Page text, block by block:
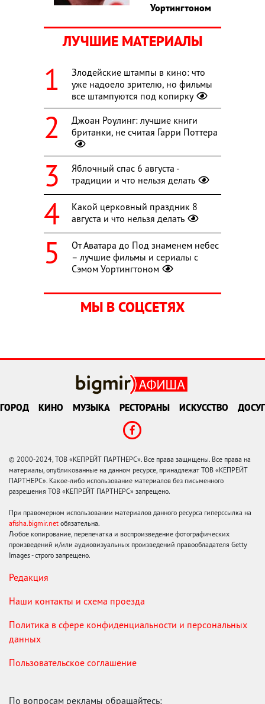
Уортингтоном
ЛУЧШИЕ МАТЕРИАЛЫ
Злодейские штампы в кино: что
уже надоело зрителю, но фильмы
все штампуются под копирку
Джоан Роулинг: лучшие книги
британки, не считая Гарри Поттера
Яблочный спас 6 августа -
традиции и что нельзя делать
Какой церковный праздник 8
августа и что нельзя делать
От Аватара до Под знаменем небес
– лучшие фильмы и сериалы с
Сэмом Уортингтоном
МЫ В СОЦСЕТЯХ
ГОРОД КИНО МУЗЫКА РЕСТОРАНЫ ИСКУССТВО ДОСУГ
© 2000-2024, ТОВ «КЕПРЕЙТ ПАРТНЕРС». Все права защищены. Все права на
материалы, опубликованные на данном ресурсе, принадлежат ТОВ «КЕПРЕЙТ
ПАРТНЕРС». Какое-либо использование материалов без письменного
разрешения ТОВ «КЕПРЕЙТ ПАРТНЕРС» запрещено.
При правомерном использовании материалов данного ресурса гиперссылка на
afisha.bigmir.net обязательна.
Любое копирование, перепечатка и воспроизведение фотографических
произведений и/или аудиовизуальных произведений правообладателя Getty
Images - строго запрещено.
Редакция
Наши контакты и схема проезда
Политика в сфере конфиденциальности и персональных
данных
Пользовательское соглашение
По вопросам рекламы обращайтесь: